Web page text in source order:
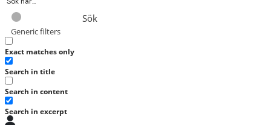
Sök
Generic filters
Exact matches only
Search in title
Search in content
Search in excerpt